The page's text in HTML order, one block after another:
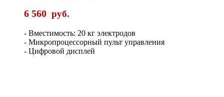
6 560 руб.
- Вместимость: 20 кг электродов
- Микропроцессорный пульт управления
- Цифровой дисплей